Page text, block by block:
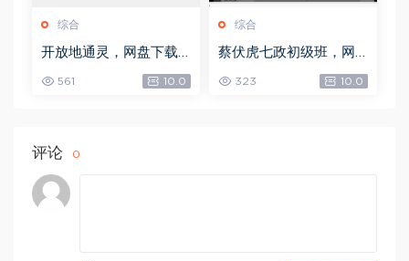
综合
开放地通灵，网盘下载
561 10.0
综合
蔡伏虎七政初级班，网
323 10.0
评论 0